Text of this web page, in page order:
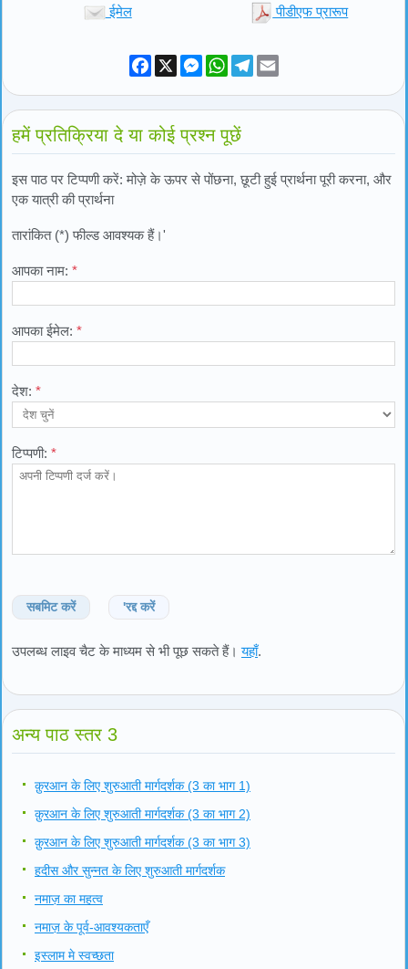
ईमेल पीडीएफ प्रारूप
Facebook
X Messenger
WhatsApp
Telegram
हमें प्रतिक्रिया दे या कोई प्रश्न पूछें
इस पाठ पर टिप्पणी करें: मोज़े के ऊपर से पोंछना, छूटी हुई प्रार्थना पूरी करना, और
एक यात्री की प्रार्थना
तारांकित (*) फील्ड आवश्यक हैं।'
आपका नाम: *
आपका ईमेल: *
देश: *
टिप्पणी: *
सबमिट करें 'रद्द करें
उपलब्ध लाइव चैट के माध्यम से भी पूछ सकते हैं।यहाँ.
अन्य पाठ स्तर 3
क़ुरआन के लिए शुरुआती मार्गदर्शक (3 का भाग 1)
क़ुरआन के लिए शुरुआती मार्गदर्शक (3 का भाग 2)
क़ुरआन के लिए शुरुआती मार्गदर्शक (3 का भाग 3)
हदीस और सुन्नत के लिए शुरुआती मार्गदर्शक
नमाज़ का महत्व
नमाज़ के पूर्व-आवश्यकताएँ
इस्लाम मे स्वच्छता